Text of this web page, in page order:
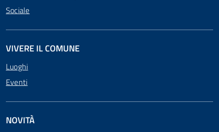
Sociale
VIVERE IL COMUNE
Luoghi
Eventi
NOVITÀ